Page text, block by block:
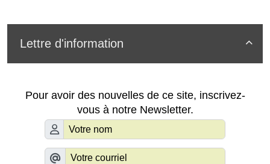

Lettre d'information
Pour avoir des nouvelles de ce site, inscrivez-
vous à notre Newsletter.